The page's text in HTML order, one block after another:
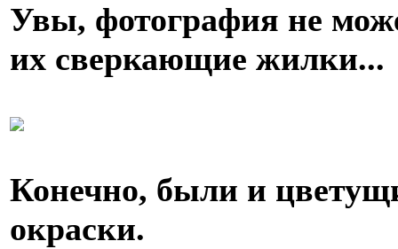
Увы, фотография не
их сверкающие жилки...
Конечно, были и
окраски.